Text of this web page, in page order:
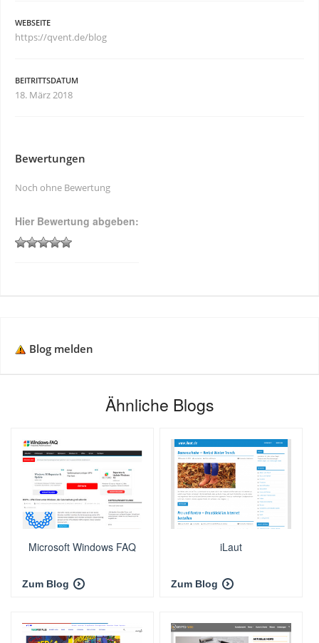
WEBSEITE
https://qvent.de/blog
BEITRITTSDATUM
18. März 2018
Bewertungen
Noch ohne Bewertung
Hier Bewertung abgeben:
Blog melden
Ähnliche Blogs
Microsoft Windows FAQ
Zum Blog
iLaut
Zum Blog